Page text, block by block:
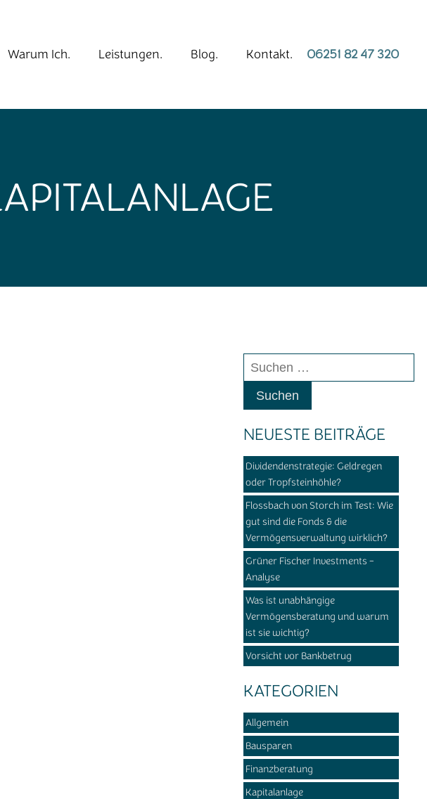
Warum Ich. Leistungen. Blog. Kontakt. 06251 82 47 320
Suchen
nach:
NEUESTE BEITRÄGE
Dividendenstrategie: Geldregen
oder Tropfsteinhöhle?
Flossbach von Storch im Test: Wie
gut sind die Fonds & die
Vermögensverwaltung wirklich?
Grüner Fischer Investments -
Analyse
Was ist unabhängige
Vermögensberatung und warum
ist sie wichtig?
Vorsicht vor Bankbetrug
KATEGORIEN
Allgemein
Bausparen
Finanzberatung
Kapitalanlage